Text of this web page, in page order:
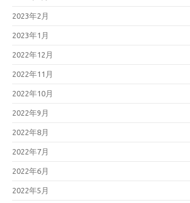
2023年2月
2023年1月
2022年12月
2022年11月
2022年10月
2022年9月
2022年8月
2022年7月
2022年6月
2022年5月